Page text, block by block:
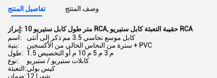
تفاصيل المنتج وصف المنتج
إبراز: 10 متر طول كابل ستيريو RCA,
حقيبة التعبئة كابل ستيريو RCA
اسم:
كابل موسع نحاسي 3.5 مم ذكر إلى أنثى
بنية:
سترة من النحاس الخالي من الأكسجين + PVC
طول:
1.5 م 3 م 5 م 10 م أو التخصيص
نوع:
كابلات ستيريو / ستيريو
التعبئة:كيس بولي
ضمان:
12 شهرا